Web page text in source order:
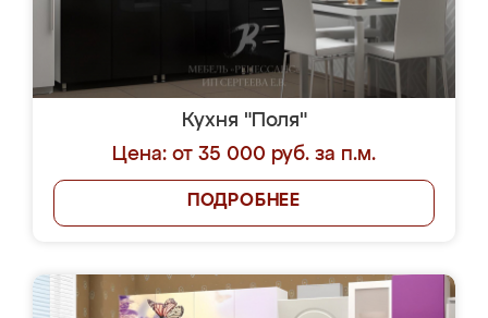
Кухня "Поля"
Цена: от 35 000 руб. за п.м.
ПОДРОБНЕЕ